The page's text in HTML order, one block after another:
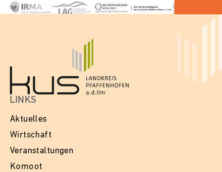
LINKS
Aktuelles
Wirtschaft
Veranstaltungen
Komoot